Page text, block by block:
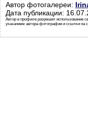
Автор фотогалереи:
Дата публикации:
Автор в профиле разрешил использование
указанием автора фотографии и ссылки на